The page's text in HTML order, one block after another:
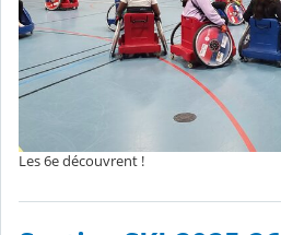
Les 6e découvrent !